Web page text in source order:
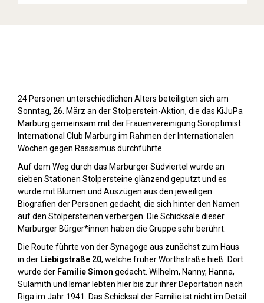
24 Personen unterschiedlichen Alters beteiligten sich am
Sonntag, 26. März an der Stolperstein-Aktion, die das KiJuPa
Marburg gemeinsam mit der Frauenvereinigung Soroptimist
International Club Marburg im Rahmen der Internationalen
Wochen gegen Rassismus durchführte.
Auf dem Weg durch das Marburger Südviertel wurde an
sieben Stationen Stolpersteine glänzend geputzt und es
wurde mit Blumen und Auszügen aus den jeweiligen
Biografien der Personen gedacht, die sich hinter den Namen
auf den Stolpersteinen verbergen. Die Schicksale dieser
Marburger Bürger*innen haben die Gruppe sehr berührt.
Die Route führte von der Synagoge aus zunächst zum Haus
in der Liebigstraße 20, welche früher Wörthstraße hieß. Dort
wurde der Familie Simon gedacht. Wilhelm, Nanny, Hanna,
Sulamith und Ismar lebten hier bis zur ihrer Deportation nach
Riga im Jahr 1941. Das Schicksal der Familie ist nicht im Detail